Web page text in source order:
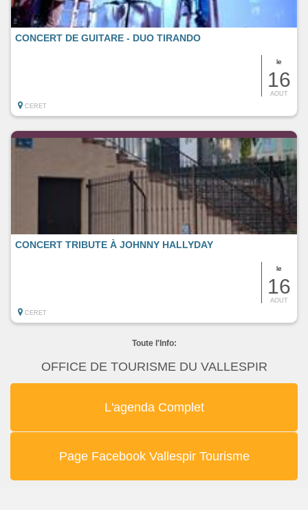
le
16
AOUT
CONCERT DE GUITARE - DUO TIRANDO
CERET
le
16
AOUT
CONCERT TRIBUTE À JOHNNY HALLYDAY
CERET
Toute l'Info:
OFFICE DE TOURISME DU VALLESPIR
L'agenda Complet
Page Facebook Vallespir Tourisme